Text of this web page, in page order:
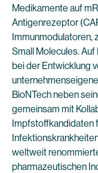
Medikamente auf
Antigenrezeptor
Immunmodulatoren,
Small Molecules.
bei der Entwicklung
BioNTech neben
gemeinsam mit
Impfstoffkandidaten
weltweit
pharmazeutischen